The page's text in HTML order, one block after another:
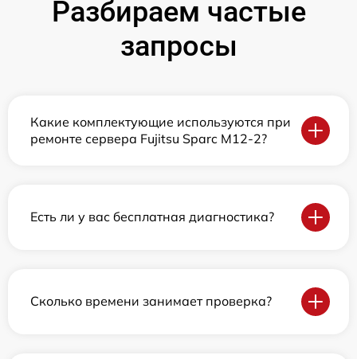
Разбираем частые
запросы
Какие комплектующие используются при
ремонте сервера Fujitsu Sparc M12-2?
Есть ли у вас бесплатная диагностика?
Сколько времени занимает проверка?